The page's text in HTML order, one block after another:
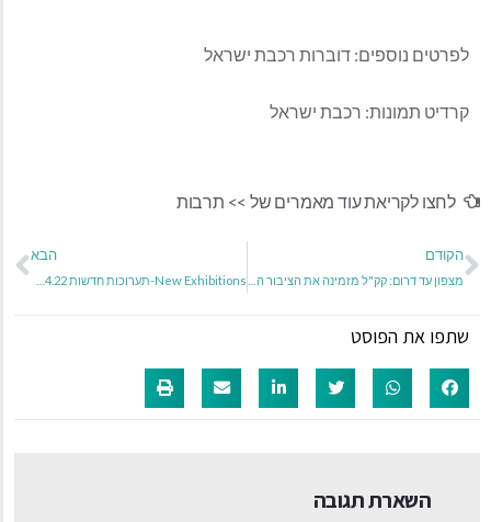
לפרטים נוספים: דוברות רכבת ישראל
קרדיט תמונות: רכבת ישראל
לחצו לקריאת עוד מאמרים של >> תרבות
הקודם הבא
שתפו את הפוסט
השארת תגובה